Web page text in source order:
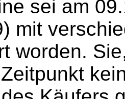
sei am
mit
worden.